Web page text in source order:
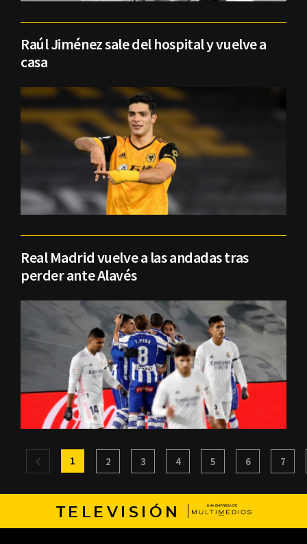
Raúl Jiménez sale del hospital y vuelve a
casa
Real Madrid vuelve a las andadas tras
perder ante Alavés
1 2 3 4 5 6 7
TELEVISIÓN